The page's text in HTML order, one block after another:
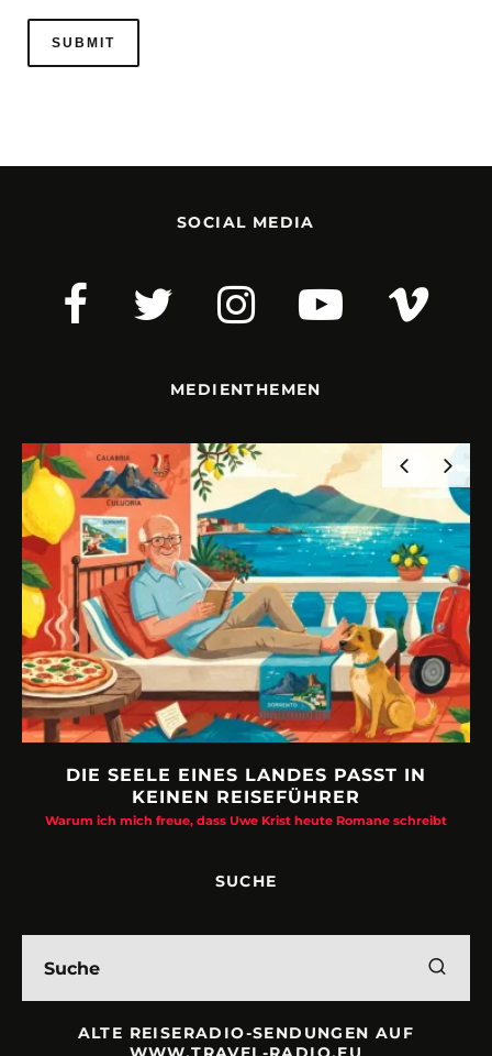
SOCIAL MEDIA
MEDIENTHEMEN
DIE SEELE EINES LANDES PASST IN
KEINEN REISEFÜHRER
Warum ich mich freue, dass Uwe Krist heute Romane schreibt
SUCHE
ALTE REISERADIO-SENDUNGEN AUF